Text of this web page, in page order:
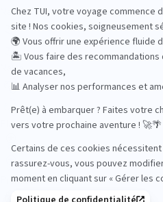
Nature
Neige
Plongée
Premium